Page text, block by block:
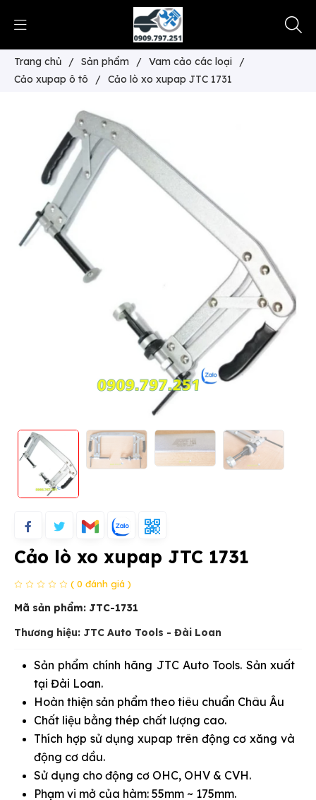
Trang chủ / Sản phẩm / Vam cảo các loại
/
Cảo xupap ô tô
/ Cảo lò xo xupap JTC 1731
Cảo lò xo xupap JTC 1731
( 0 đánh giá )
Mã sản phẩm: JTC-1731
Thương hiệu: JTC Auto Tools - Đài Loan
Sản phẩm chính hãng JTC Auto Tools. Sản xuất
tại Đài Loan.
Hoàn thiện sản phẩm theo tiêu chuẩn Châu Âu
Chất liệu bằng thép chất lượng cao.
Thích hợp sử dụng xupap trên động cơ xăng và
động cơ dầu.
Sử dụng cho động cơ OHC, OHV & CVH.
Phạm vi mở của hàm: 55mm ~ 175mm.